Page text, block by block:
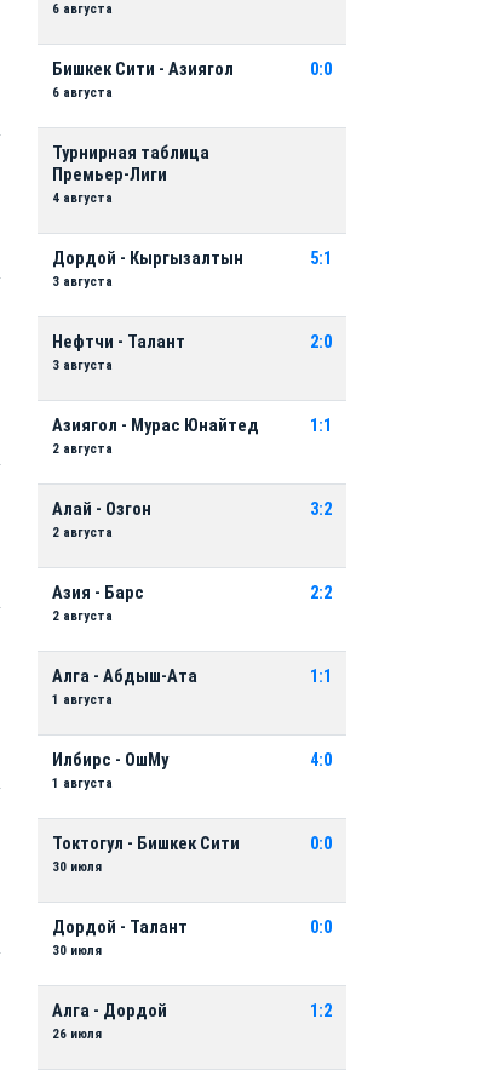
6 августа
Бишкек Сити - Азиягол
6 августа
0:0
Турнирная таблица
Премьер-Лиги
4 августа
Дордой - Кыргызалтын
3 августа
5:1
Нефтчи - Талант
3 августа
2:0
Азиягол - Мурас Юнайтед
2 августа
1:1
Алай - Озгон
2 августа
3:2
Азия - Барс
2 августа
2:2
Алга - Абдыш-Ата
1 августа
1:1
Илбирс - ОшМу
1 августа
4:0
Токтогул - Бишкек Сити
30 июля
0:0
Дордой - Талант
30 июля
0:0
Алга - Дордой
26 июля
1:2